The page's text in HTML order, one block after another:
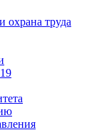
охрана труда